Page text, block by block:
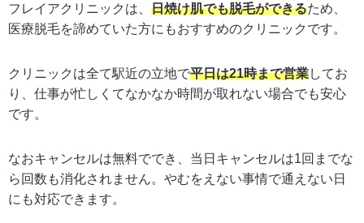
フレイアクリニックは、 日焼け肌でも脱毛ができるため、
医療脱毛を諦めていた方にもおすすめのクリニックです。
クリニックは全て駅近の立地で平日は21時まで営業してお
り、仕事が忙しくてなかなか時間が取れない場合でも安心
です。
なおキャンセルは無料ででき、当日キャンセルは1回までな
ら回数も消化されません。やむをえない事情で通えない日
にも対応できます。